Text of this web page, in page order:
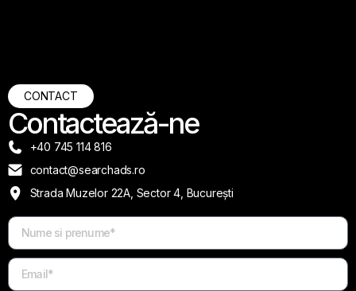
CONTACT
Contactează-ne
+40 745 114 816
contact@searchads.ro
Strada Muzelor 22A, Sector 4, București